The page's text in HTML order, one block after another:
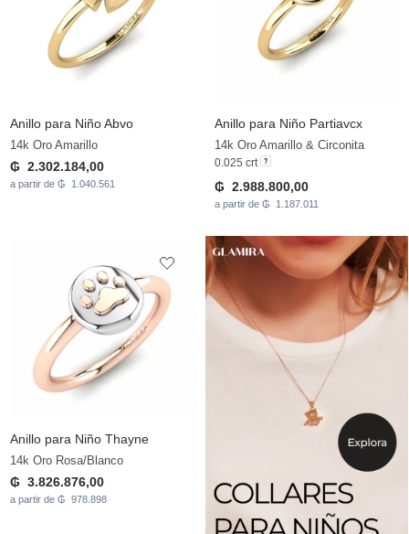
Anillo para Niño Abvo
14k Oro Amarillo
₲ 2.302.184,00
a partir de ₲ 1.040.561
Anillo para Niño Partiavcx
14k Oro Amarillo & Circonita
0.025 crt
₲ 2.988.800,00
a partir de ₲ 1.187.011
Anillo para Niño Thayne
14k Oro Rosa/Blanco
₲ 3.826.876,00
a partir de ₲ 978.898